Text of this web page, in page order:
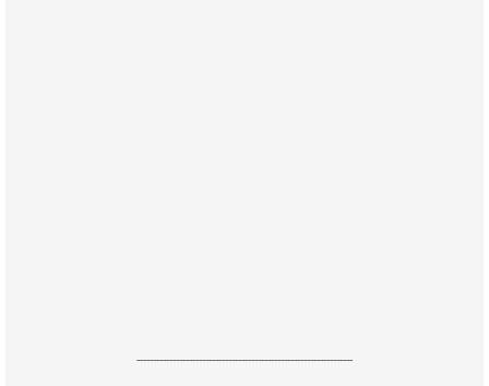
------------------------------------------------------------------